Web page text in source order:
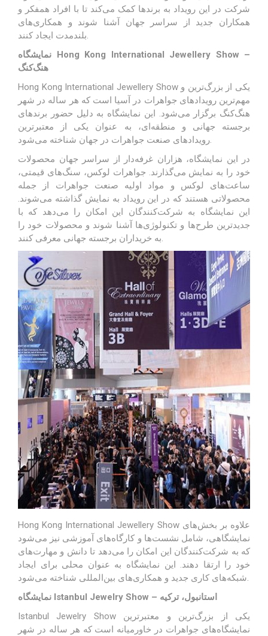
شرکت در این رویداد به برندها کمک می‌کند تا با افراد همفکر و
همکاران جدید از سراسر جهان آشنا شوند و همکاری‌های
نمایشگاه Hong Kong International Jewellery Show –
هنگ‌کنگ
Hong Kong International Jewellery Show یکی از بزرگ‌ترین و
مهم‌ترین رویدادهای جواهرات در آسیا است که هر ساله در شهر
هنگ‌کنگ برگزار می‌شود. این نمایشگاه به دلیل حضور برندهای
برجسته جهانی و منطقه‌ای، به عنوان یکی از معتبرترین
در این نمایشگاه، هزاران غرفه‌دار از سراسر جهان محصولات
خود را به نمایش می‌گذارند. جواهرات لوکس، سنگ‌های قیمتی،
ساعت‌های لوکس و مواد اولیه صنعت جواهرات از جمله
محصولاتی هستند که در این رویداد به نمایش گذاشته می‌شوند.
این نمایشگاه به شرکت‌کنندگان این امکان را می‌دهد که با
جدیدترین طرح‌ها و تکنولوژی‌ها آشنا شوند و محصولات خود را
Hong Kong International Jewellery Show علاوه بر بخش‌های
نمایشگاهی، شامل نشست‌ها و کارگاه‌های آموزشی نیز می‌شود
که به شرکت‌کنندگان این امکان را می‌دهد تا دانش و مهارت‌های
خود را ارتقا دهند. این نمایشگاه به عنوان محلی برای ایجاد
نمایشگاه Istanbul Jewelry Show – استانبول، ترکیه
Istanbul Jewelry Show یکی از بزرگ‌ترین و معتبرترین
نمایشگاه‌های جواهرات در خاورمیانه است که هر ساله در شهر